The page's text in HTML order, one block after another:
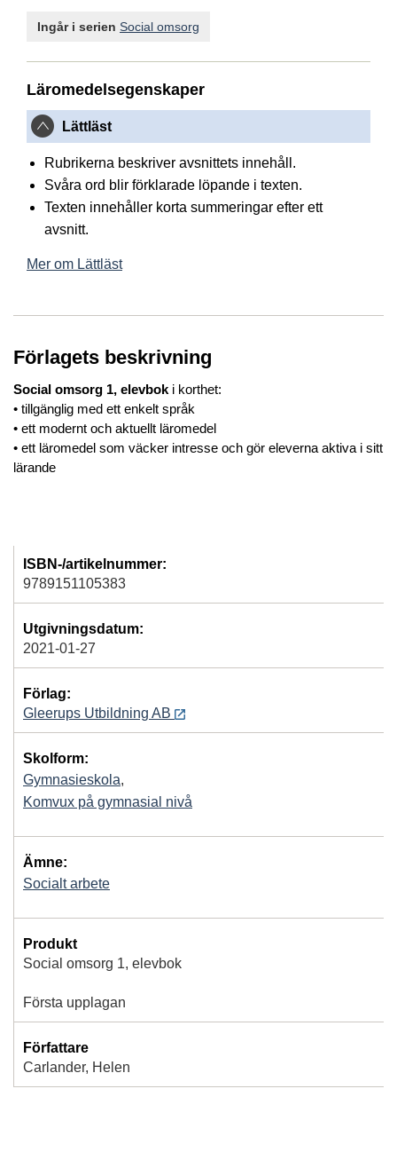
Ingår i serien Social omsorg
Läromedelsegenskaper
Lättläst
Rubrikerna beskriver avsnittets innehåll.
Svåra ord blir förklarade löpande i texten.
Texten innehåller korta summeringar efter ett
avsnitt.
Mer om Lättläst
Förlagets beskrivning
Social omsorg 1, elevbok i korthet:
• tillgänglig med ett enkelt språk
• ett modernt och aktuellt läromedel
• ett läromedel som väcker intresse och gör eleverna aktiva i sitt
lärande
ISBN-/artikelnummer:
9789151105383
Utgivningsdatum:
2021-01-27
Förlag:
Gleerups Utbildning AB
Skolform:
Gymnasieskola,
Komvux på gymnasial nivå
Ämne:
Socialt arbete
Produkt
Social omsorg 1, elevbok
Första upplagan
Författare
Carlander, Helen